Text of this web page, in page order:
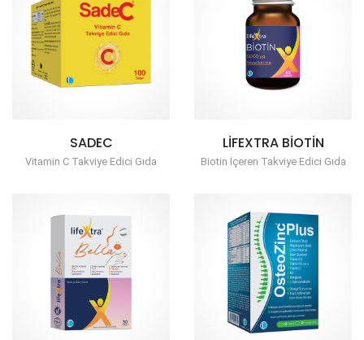
SADEC
Vitamin C Takviye Edici Gıda
LIFEXTRA BİOTİN
Biotin İçeren Takviye Edici Gıda